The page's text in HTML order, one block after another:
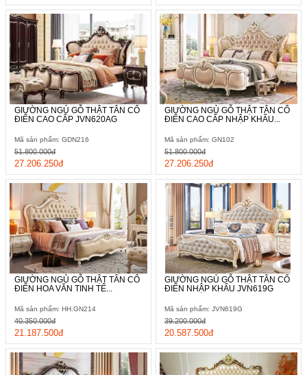
GIƯỜNG NGỦ GỖ THẬT TÂN CỔ
ĐIỂN CAO CẤP JVN620AG
Mã sản phẩm: GDN216
27.206.250đ
51.800.000đ
GIƯỜNG NGỦ GỖ THẬT TÂN CỔ
ĐIỂN CAO CẤP NHẬP KHẨU...
Mã sản phẩm: GN102
27.206.250đ
51.800.000đ
GIƯỜNG NGỦ GỖ THẬT TÂN CỔ
ĐIỂN HOA VĂN TINH TẾ...
Mã sản phẩm: HH.GN214
21.187.500đ
40.350.000đ
GIƯỜNG NGỦ GỖ THẬT TÂN CỔ
ĐIỂN NHẬP KHẨU JVN619G
Mã sản phẩm: JVN619G
20.587.500đ
39.200.000đ